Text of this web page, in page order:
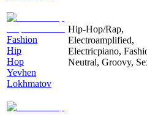
Fashion
Hip
Hop
Yevhen
Lokhmatov
Hip-Hop/Rap,
Electroamplified,
Electricpiano,
Neutral, Groovy,